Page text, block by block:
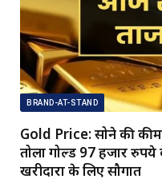
BRAND-AT-STAND
Gold Price: सोने की
तोला गोल्ड 97 हजार
खरीदारों के लिए सौगात